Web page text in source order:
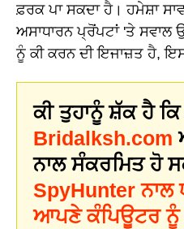
ਫ਼ਰਕ ਪਾ ਸਕਦਾ ਹੈ। ਹਮੇਸ਼ਾ
ਅਸਾਧਾਰਨ ਪ੍ਰੋਂਪਟਾਂ 'ਤੇ
ਨੂੰ ਕੀ ਕਰਨ ਦੀ ਇਜਾਜ਼ਤ ਹੈ,
ਕੀ ਤੁਹਾਨੂੰ ਸ਼ੱਕ ਹੈ
Bridalksh.com
ਨਾਲ ਸੰਕਰਮਿਤ ਹੋ
SpyHunter
ਆਪਣੇ ਕੰਪਿਊਟਰ